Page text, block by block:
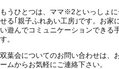
もうひとつは、ママ※2といっしょ
せる｢親子ふれあい工房｣です。お家
い遊んでコミュニケーションできる
す。
双葉会についてのお問い合わせは、
ームからお気軽にご連絡下さい。